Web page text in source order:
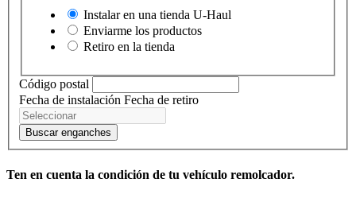
Instalar en una tienda U-Haul
Enviarme los productos
Retiro en la tienda
Código postal
Fecha de instalación Fecha de retiro
Buscar enganches
Ten en cuenta la condición de tu vehículo remolcador.